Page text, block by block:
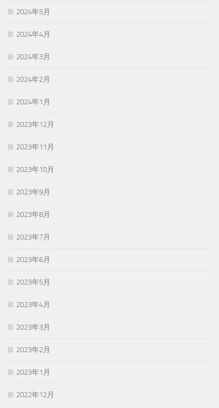
2024年5月
2024年4月
2024年3月
2024年2月
2024年1月
2023年12月
2023年11月
2023年10月
2023年9月
2023年8月
2023年7月
2023年6月
2023年5月
2023年4月
2023年3月
2023年2月
2023年1月
2022年12月